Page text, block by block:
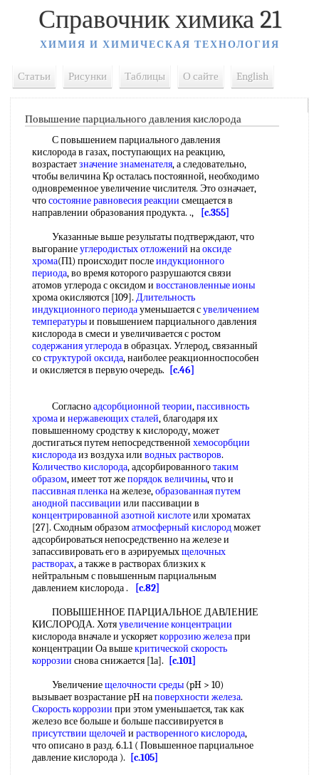
Справочник химика 21
ХИМИЯ И ХИМИЧЕСКАЯ ТЕХНОЛОГИЯ
Статьи Рисунки Таблицы О сайте English
Повышение парциального давления кислорода
С повышением парциального давления
кислорода в газах, поступающих на реакцию,
возрастаетзначение знаменателя, а следовательно,
чтобы величина Кр осталась постоянной, необходимо
одновременное увеличение числителя. Это означает,
чтосостояние равновесия реакции смещается в
направлении образования продукта. .,
[c.355]
Указанные выше результаты подтверждают, что
выгораниеуглеродистых отложений наоксиде
хрома(П1) происходит послеиндукционного
периода, во время которого разрушаются связи
атомов углерода с оксидом и восстановленные ионы
хрома окисляются [109]. Длительность
индукционного периодауменьшается сувеличением
температурыи повышением парциального давления
кислорода в смеси и увеличивается с ростом
содержания углеродав образцах. Углерод, связанный
соструктурой оксида, наиболее реакционноспособен
и окисляется в первую очередь.
[c.46]
Согласноадсорбционной теории,пассивность
хромаи нержавеющих сталей, благодаря их
повышенному сродству к кислороду, может
достигаться путем непосредственной хемосорбции
кислородаиз воздуха или водных растворов.
Количество кислорода, адсорбированноготаким
образом, имеет тот жепорядок величины, что и
пассивная пленкана железе,образованная путем
анодной пассивации или пассивации в
концентрированной азотной кислотеили хроматах
[27]. Сходным образоматмосферный кислородможет
адсорбироваться непосредственно на железе и
запассивировать его в аэрируемыхщелочных
растворах, а также в растворах близких к
нейтральным с повышенным парциальным
давлением кислорода .
[c.82]
ПОВЫШЕННОЕ ПАРЦИАЛЬНОЕ ДАВЛЕНИЕ
КИСЛОРОДА. Хотяувеличение концентрации
кислорода вначале и ускоряеткоррозию железапри
концентрации Оа вышекритической скорость
коррозии снова снижается [1а].
[c.101]
Увеличениещелочности среды (pH > 10)
вызывает возрастание pH наповерхности железа.
Скорость коррозии при этом уменьшается, так как
железо все больше и больше пассивируется в
присутствии щелочей и растворенного кислорода,
что описано в разд. 6.1.1 ( Повышенное парциальное
давление кислорода ).
[c.105]